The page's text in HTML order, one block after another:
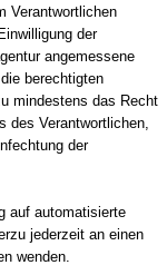
Verantwortlichen
der
angemessene
berechtigten
mindestens das Recht
des Verantwortlichen,
der
auf automatisierte
jederzeit an einen
wenden.